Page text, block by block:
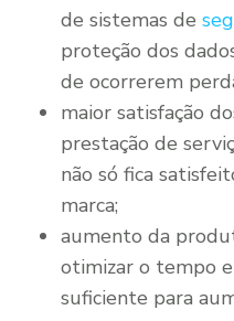
de sistemas de
proteção dos
de ocorrerem
maior satisfação
prestação de
não só fica
marca;
aumento da
otimizar o tempo
suficiente para